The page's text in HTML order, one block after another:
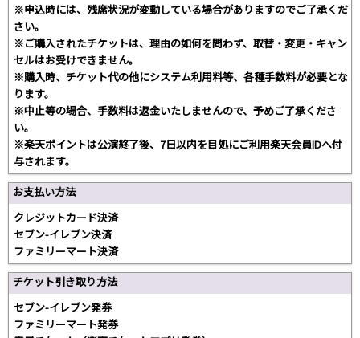
※申込時には、残席状況が変動している場合がありますのでご了承くだ
さい。
※ご購入されたチケットは、理由の如何を問わず、取替・変更・キャン
セルはお受けできません。
※購入時、チケット代の他にシステム利用料等、各種手数料が必要とな
ります。
※中止等の場合、手数料は返金いたしませんので、予めご了承くださ
い。
※楽天ポイントは公演終了後、7日以内を目処にご利用楽天会員IDへ付
与されます。
お支払い方法
クレジットカード決済
セブン-イレブン決済
ファミリーマート決済
チケット引き取り方法
セブン-イレブン発券
ファミリーマート発券